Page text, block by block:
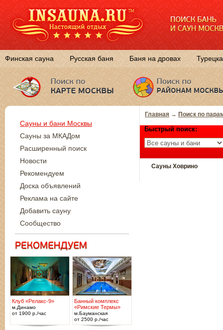
Финская сауна Русская баня Баня на дровах
Главная → Поиск по
Быстрый поиск:
Сауны Ховрино
Сауны и бани Москвы
Сауны за МКАДом
Расширенный поиск
Новости
Рекомендуем
Доска объявлений
Реклама на сайте
Добавить сауну
Сообщество
Клуб «Релакс-9»
м.Динамо
от 1900 р./час
Банный комплекс
«Римские Термы»
м.Бауманская
от 2500 р./час